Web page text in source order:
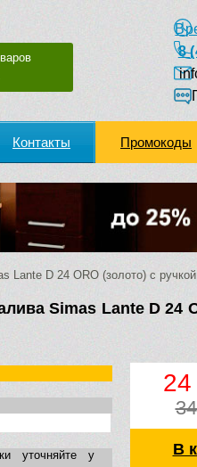
8
Контакты Промокоды
D 24 ORO (золото) с ручкой
Simas Lante D 24
В
уточняйте у